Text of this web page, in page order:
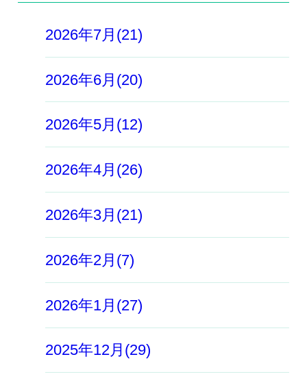
2026年7月(21)
2026年6月(20)
2026年5月(12)
2026年4月(26)
2026年3月(21)
2026年2月(7)
2026年1月(27)
2025年12月(29)